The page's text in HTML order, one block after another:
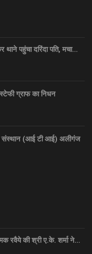
थाने पहुंचा दरिंदा पति, मचा…
ग्राफ का निधन
संस्थान (आई टी आई) अलीगंज
रवैये की श्री ए.के. शर्मा ने…